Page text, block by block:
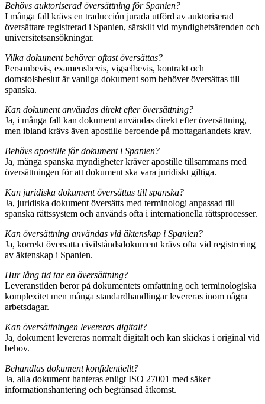
Behövs auktoriserad översättning för Spanien?
I många fall krävs en traducción jurada utförd av auktoriserad
översättare registrerad i Spanien, särskilt vid myndighetsärenden och
universitetsansökningar.
Vilka dokument behöver oftast översättas?
Personbevis, examensbevis, vigselbevis, kontrakt och
domstolsbeslut är vanliga dokument som behöver översättas till
spanska.
Kan dokument användas direkt efter översättning?
Ja, i många fall kan dokument användas direkt efter översättning,
men ibland krävs även apostille beroende på mottagarlandets krav.
Behövs apostille för dokument i Spanien?
Ja, många spanska myndigheter kräver apostille tillsammans med
översättningen för att dokument ska vara juridiskt giltiga.
Kan juridiska dokument översättas till spanska?
Ja, juridiska dokument översätts med terminologi anpassad till
spanska rättssystem och används ofta i internationella rättsprocesser.
Kan översättning användas vid äktenskap i Spanien?
Ja, korrekt översatta civilståndsdokument krävs ofta vid registrering
av äktenskap i Spanien.
Hur lång tid tar en översättning?
Leveranstiden beror på dokumentets omfattning och terminologiska
komplexitet men många standardhandlingar levereras inom några
arbetsdagar.
Kan översättningen levereras digitalt?
Ja, dokument levereras normalt digitalt och kan skickas i original vid
behov.
Behandlas dokument konfidentiellt?
Ja, alla dokument hanteras enligt ISO 27001 med säker
informationshantering och begränsad åtkomst.